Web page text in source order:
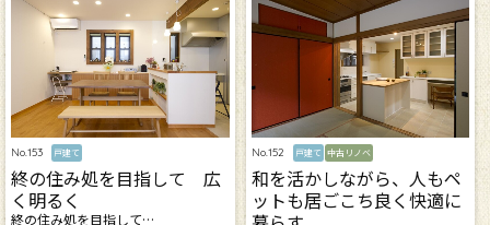
No.153 戸建て
終の住み処を目指して 広
く明るく
終の住み処を目指して…
No.152 戸建て 中古リノベ
和を活かしながら、人もペ
ットも居ごこち良く快適に